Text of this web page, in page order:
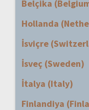
Belçika
Hollanda
İsviçre
İsveç (Sweden)
İtalya (Italy)
Finlandiya